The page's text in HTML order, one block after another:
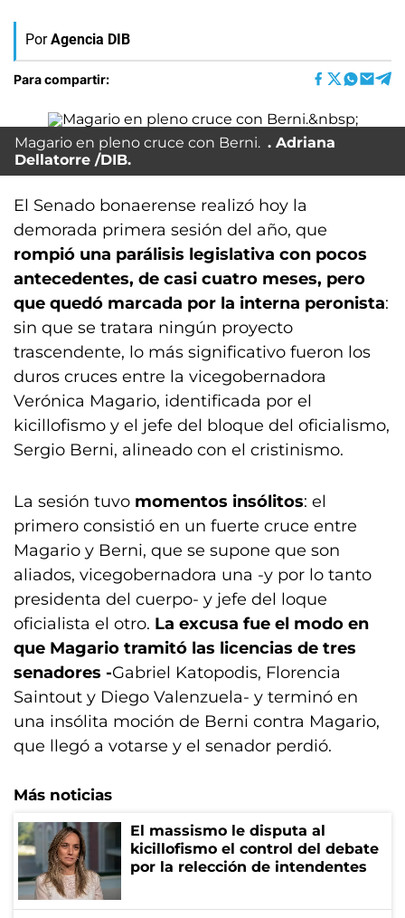
Por Agencia DIB
Para compartir:
Magario en pleno cruce con Berni.
Adriana
Dellatorre /DIB.
El Senado bonaerense realizó hoy la
demorada primera sesión del año, que
rompió una parálisis legislativa con pocos
antecedentes, de casi cuatro meses, pero
que quedó marcada por la interna peronista:
sin que se tratara ningún proyecto
trascendente, lo más significativo fueron los
duros cruces entre la vicegobernadora
Verónica Magario, identificada por el
kicillofismo y el jefe del bloque del oficialismo,
Sergio Berni, alineado con el cristinismo.
La sesión tuvo momentos insólitos: el
primero consistió en un fuerte cruce entre
Magario y Berni, que se supone que son
aliados, vicegobernadora una -y por lo tanto
presidenta del cuerpo- y jefe del loque
oficialista el otro. La excusa fue el modo en
que Magario tramitó las licencias de tres
senadores -Gabriel Katopodis, Florencia
Saintout y Diego Valenzuela- y terminó en
una insólita moción de Berni contra Magario,
que llegó a votarse y el senador perdió.
Más noticias
El massismo le disputa al
kicillofismo el control del debate
por la relección de intendentes